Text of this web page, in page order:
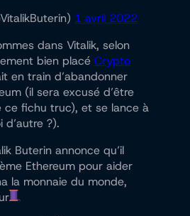
1 avril 2022
dans Vitalik, selon
bien placé Crypto
en train d’abandonner
(il sera excusé d’être
ce fichu truc), et se lance à
d’autre ?).
Buterin annonce qu’il
Ethereum pour aider
la monnaie du monde,